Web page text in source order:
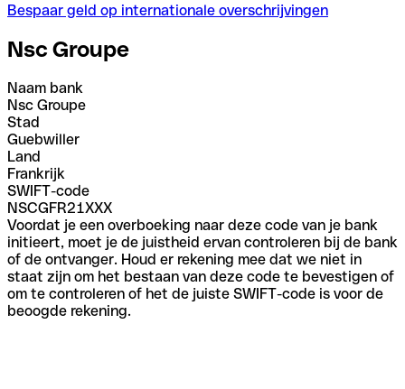
Bespaar geld op internationale overschrijvingen
Nsc Groupe
Naam bank
Nsc Groupe
Stad
Guebwiller
Land
Frankrijk
SWIFT-code
NSCGFR21XXX
Voordat je een overboeking naar deze code van je bank
initieert, moet je de juistheid ervan controleren bij de bank
of de ontvanger. Houd er rekening mee dat we niet in
staat zijn om het bestaan van deze code te bevestigen of
om te controleren of het de juiste SWIFT-code is voor de
beoogde rekening.